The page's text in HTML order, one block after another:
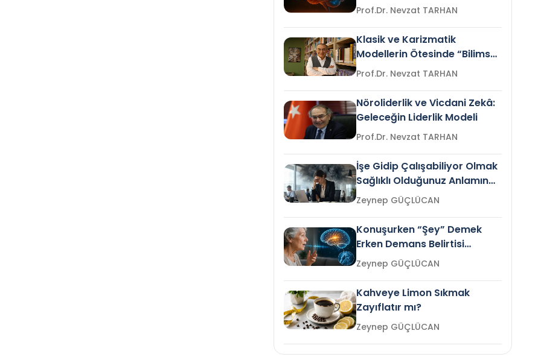
Prof.Dr. Nevzat TARHAN
Klasik ve Karizmatik
Modellerin Ötesinde “Bilimsel
Liderlik”
Prof.Dr. Nevzat TARHAN
Nöroliderlik ve Vicdani Zekâ:
Geleceğin Liderlik Modeli
Prof.Dr. Nevzat TARHAN
İşe Gidip Çalışabiliyor Olmak
Sağlıklı Olduğunuz Anlamına
Gelir mi?Zeynep GÜÇLÜCAN
Konuşurken “Şey” Demek
Erken Demans Belirtisi
Olabilir mi?Zeynep GÜÇLÜCAN
Kahveye Limon Sıkmak
Zayıflatır mı?
Zeynep GÜÇLÜCAN